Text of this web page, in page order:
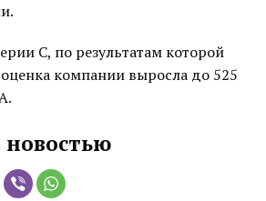
C, по результатам которой
компании выросла до 525
новостью